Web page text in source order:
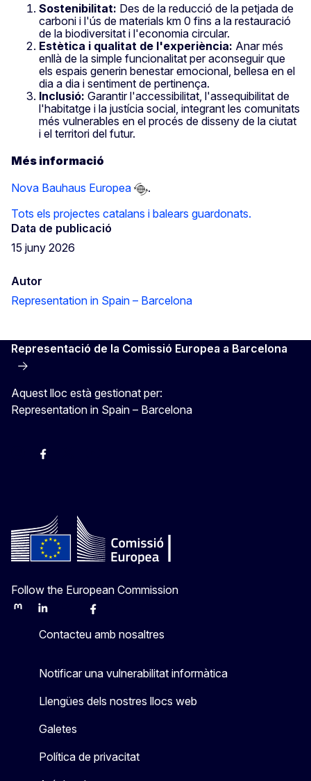
Sostenibilitat: Des de la reducció de la petjada de
carboni i l'ús de materials km 0 fins a la restauració
de la biodiversitat i l'economia circular.
Estètica i qualitat de l'experiència: Anar més
enllà de la simple funcionalitat per aconseguir que
els espais generin benestar emocional, bellesa en el
dia a dia i sentiment de pertinença.
Inclusió: Garantir l'accessibilitat, l'assequibilitat de
l'habitatge i la justícia social, integrant les comunitats
més vulnerables en el procés de disseny de la ciutat
i el territori del futur.
Més informació
Nova Bauhaus Europea
.
Tots els projectes catalans i balears guardonats.
Data de publicació
15 juny 2026
Autor
Representation in Spain – Barcelona
Representació de la Comissió Europea a Barcelona
Aquest lloc està gestionat per:
Representation in Spain – Barcelona
InstagramFacebook
Follow the European Commission
MastodonLinkedInBlueskyFacebook
Contacteu amb nosaltres
Notificar una vulnerabilitat informàtica
Llengües dels nostres llocs web
Galetes
Política de privacitat